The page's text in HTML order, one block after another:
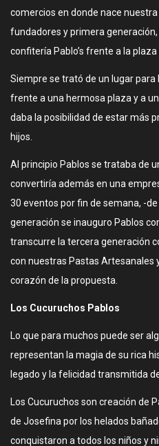
comercios en donde nace
fundadores y primera
confitería Pablo’s frente a la plaza
Siempre se trató de un lugar
frente a una hermosa plaza y a
daba la posibilidad de estar más
hijos.
Al principio Pablos se trataba de
convertiría además en una
30 eventos por fin de semana, -
generación se inauguro Pablos
transcurre la tercera generación
con nuestras Pastas Artesanales
corazón de la propuesta.
Los Cucuruchos Pablos
Lo que para muchos puede ser
representan la magia de su rica
legado y la felicidad transmitida
Los Cucuruchos son creación de
de Josefina por los helados
conquistaron a todos los niños y